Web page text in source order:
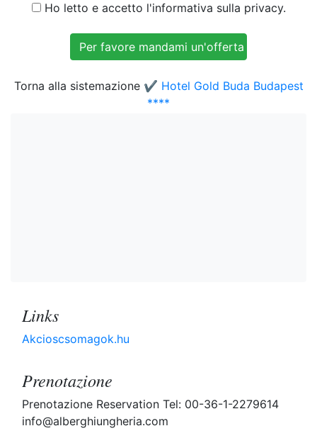
Ho letto e accetto l'informativa sulla privacy.
Torna alla sistemazione ✔️ Hotel Gold Buda Budapest
****
Links
Akcioscsomagok.hu
Prenotazione
Prenotazione Reservation Tel: 00-36-1-2279614
info@alberghiungheria.com